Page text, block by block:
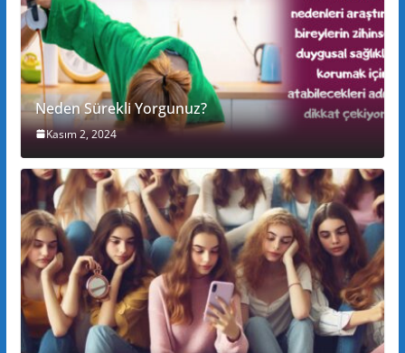
Neden Sürekli Yorgunuz?
Kasım 2, 2024